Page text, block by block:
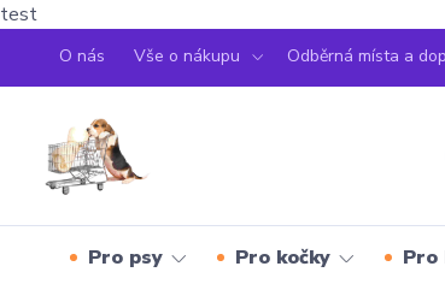
test
O nás Vše o nákupu Odběrná místa a
Pro psy Pro kočky Pro